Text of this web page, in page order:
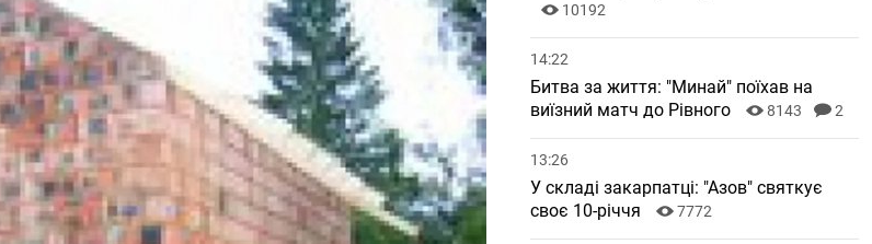
10192
14:22
Битва за життя: "Минай" поїхав на
виїзний матч до Рівного
8143 2
13:26
У складі закарпатці: "Азов" святкує
своє 10-річчя
7772